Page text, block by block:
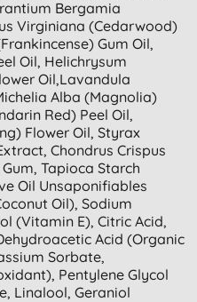
Bergamia
Virginiana (cedarwood)
Gum Oil,
Oil, Helichrysum
Oil,lavandula
Alba (magnolia)
Red) Peel Oil,
Flower Oil, Styrax
Chondrus Crispus
Tapioca Starch
Oil Unsaponifiables
Oil), Sodium
(vitamin E), Citric Acid,
Acid (organic
Sorbate,
Pentylene Glycol
Linalool, Geraniol